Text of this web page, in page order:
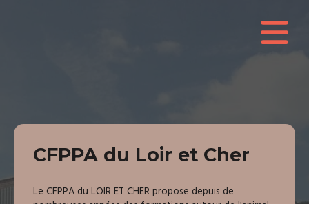
CFPPA du Loir et Cher
Le CFPPA du LOIR ET CHER propose depuis de